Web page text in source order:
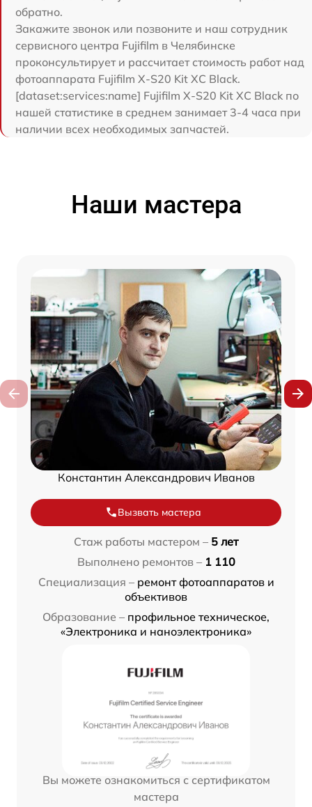
обратно.
Закажите звонок или позвоните и наш сотрудник
сервисного центра Fujifilm в Челябинске
проконсультирует и рассчитает стоимость работ над
фотоаппарата Fujifilm X-S20 Kit XC Black.
[dataset:services:name] Fujifilm X-S20 Kit XC Black по
нашей статистике в среднем занимает 3-4 часа при
наличии всех необходимых запчастей.
Наши мастера
Константин Александрович Иванов
Вызвать мастера
Стаж работы мастером – 5 лет
Выполнено ремонтов – 1 110
Специализация – ремонт фотоаппаратов и
объективов
Образование – профильное техническое,
«Электроника и наноэлектроника»
Вы можете ознакомиться с сертификатом
мастера